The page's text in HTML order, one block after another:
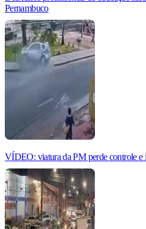
Pernambuco
VÍDEO: viatura da PM perde controle e